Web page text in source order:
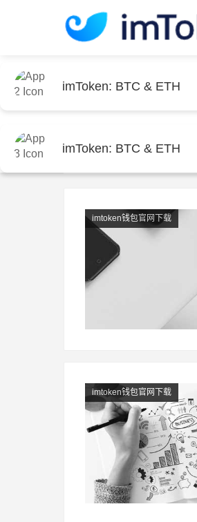
imToken: BTC & ETH
imToken: BTC & ETH
imToken: BTC & ETH
首页 imtoken钱包官网
imtoken钱包官网下载
imtoken钱包官网下载